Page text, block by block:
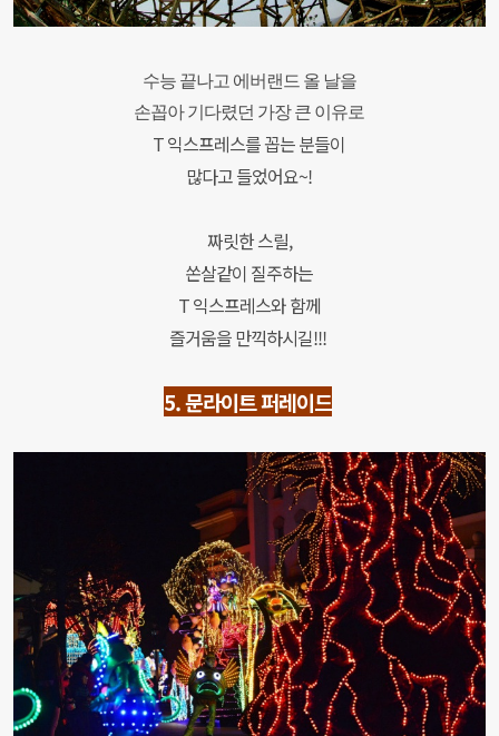
수능 끝나고 에버랜드 올 날을
손꼽아 기다렸던 가장 큰 이유로
T 익스프레스를 꼽는 분들이
많다고 들었어요~!
짜릿한 스릴,
쏜살같이 질주하는
T 익스프레스와 함께
즐거움을 만끽하시길!!!
5. 문라이트 퍼레이드